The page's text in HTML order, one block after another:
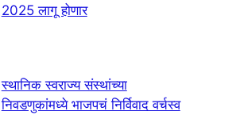
2025 लागू होणार
स्थानिक स्वराज्य संस्थांच्या
निवडणुकांमध्ये भाजपचं निर्विवाद वर्चस्व